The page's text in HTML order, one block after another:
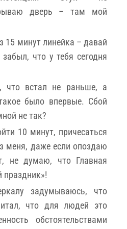
дверь – там мой
15 минут линейка – давай
что у тебя сегодня
что встал не раньше, а
было впервые. Сбой
не так?
10 минут, причесаться
меня, даже если опоздаю
не думаю, что Главная
праздник»!
задумываюсь, что
что для людей это
обстоятельствами